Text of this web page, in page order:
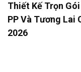
Thiết Kế Trọn
PP Và Tương Lai
2026